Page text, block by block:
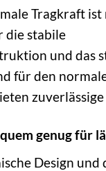
Tragkraft
die stabile
und das
für den
genug für
Design und